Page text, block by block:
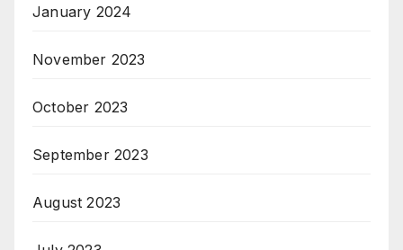
January 2024
November 2023
October 2023
September 2023
August 2023